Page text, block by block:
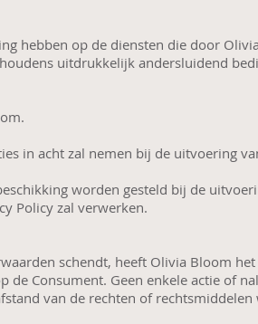
hebben op de diensten die door
uitdrukkelijk andersluidend
in acht zal nemen bij de uitvoering
worden gesteld bij de
Policy zal verwerken.
schendt, heeft Olivia Bloom
de Consument. Geen enkele actie of
van de rechten of rechtsmiddelen